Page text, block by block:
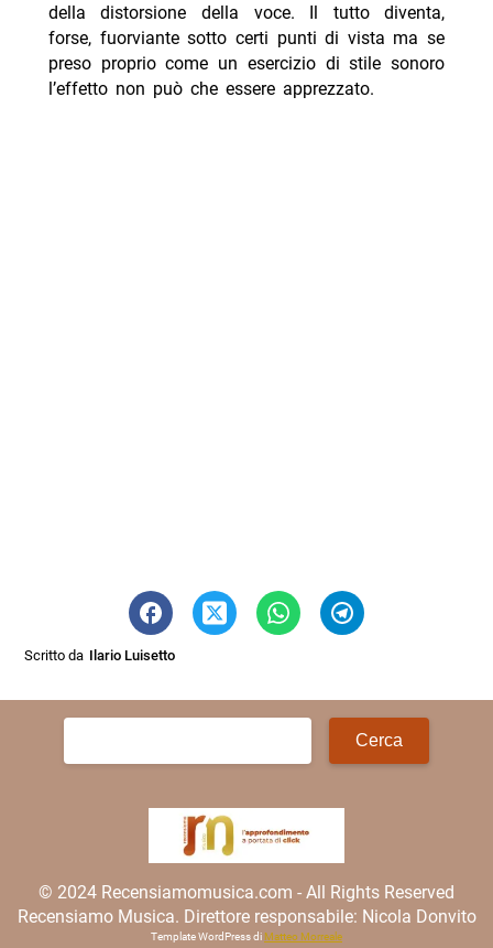
della distorsione della voce. Il tutto diventa,
forse, fuorviante sotto certi punti di vista ma se
preso proprio come un esercizio di stile sonoro
l’effetto non può che essere apprezzato.
Scritto da Ilario Luisetto
© 2024 Recensiamomusica.com - All Rights Reserved
Recensiamo Musica. Direttore responsabile: Nicola Donvito
Template WordPress di Matteo Morreale